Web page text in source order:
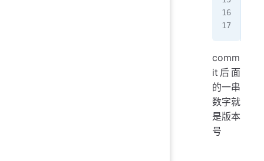
comm
it后面
的一串
数字就
是版本
号